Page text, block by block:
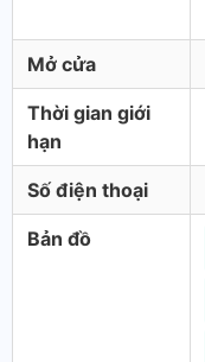
Mở cửa
Thời gian giới
hạn
Số điện thoại
Bản đồ